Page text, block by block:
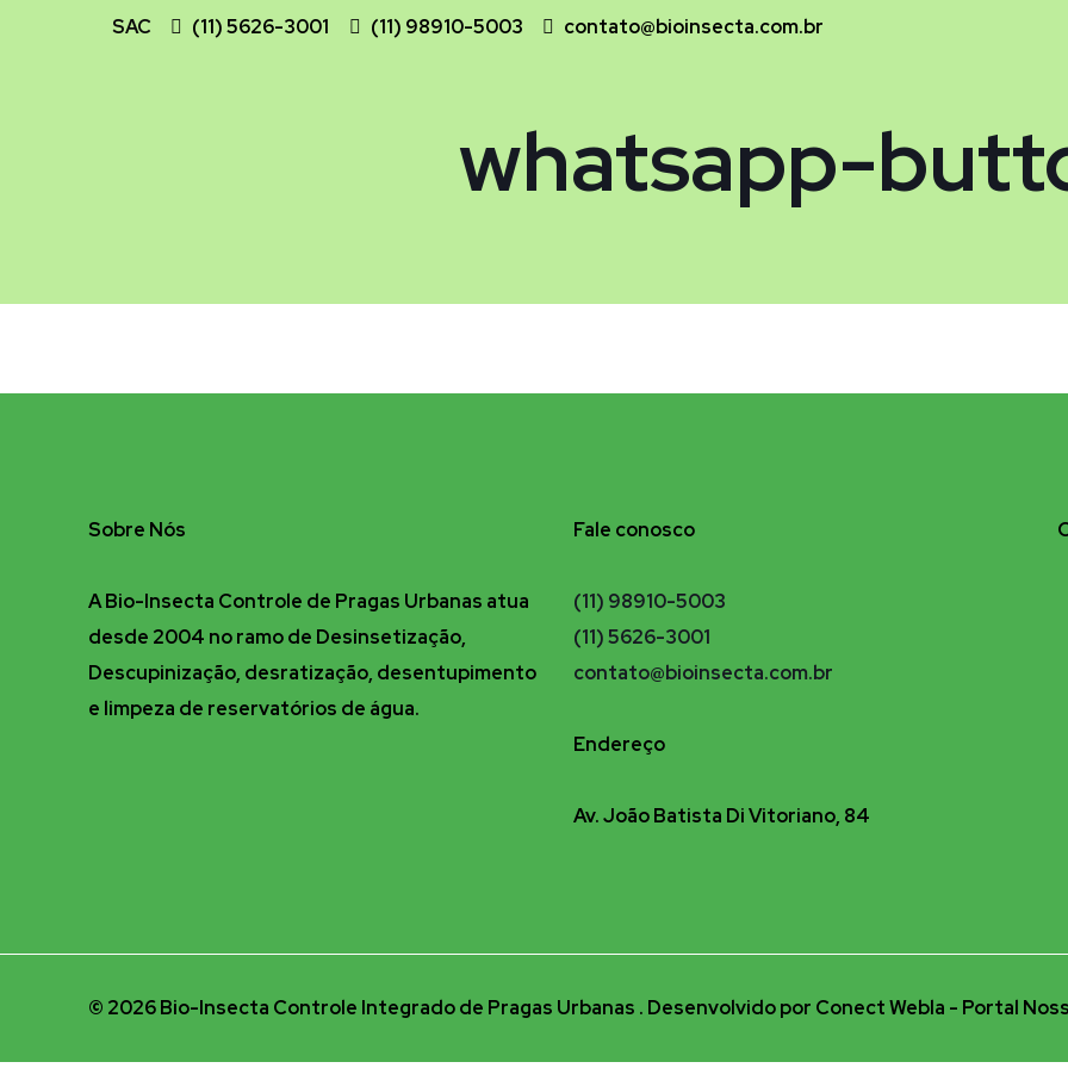
SAC (11) 5626-3001 (11) 98910-5003 contato@bioinsecta.com.br
whatsapp-
Sobre Nós
A Bio-Insecta Controle de Pragas Urbanas atua
desde 2004 no ramo de Desinsetização,
Descupinização, desratização, desentupimento
e limpeza de reservatórios de água.
Fale conosco
(11) 98910-5003
(11) 5626-3001
contato@bioinsecta.com.br
Endereço
Av. João Batista Di Vitoriano, 84
© 2026 Bio-Insecta Controle Integrado de Pragas Urbanas . Desenvolvido por Conect Webla - Portal